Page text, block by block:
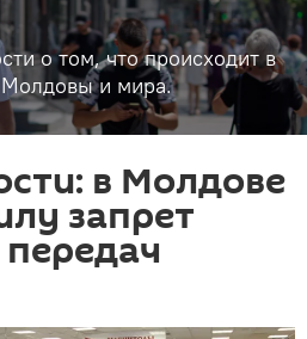
о том, что происходит в
и мира.
в Молдове
запрет